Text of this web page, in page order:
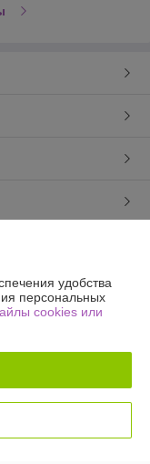
удобства
персональных
cookies или